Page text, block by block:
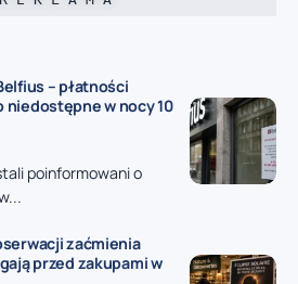
– płatności
niedostępne w nocy 10
poinformowani o
zaćmienia
przed zakupami w